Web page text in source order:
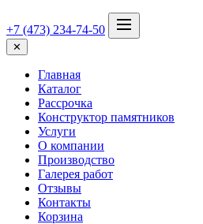
+7 (473) 234-74-50
✕
Главная
Каталог
Рассрочка
Конструктор памятников
Услуги
О компании
Производство
Галерея работ
Отзывы
Контакты
Корзина